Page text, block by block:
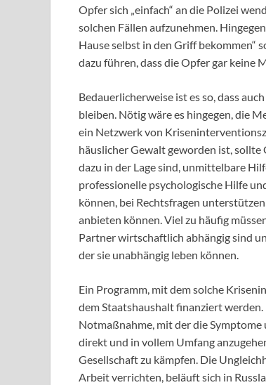
Opfer sich „einfach“ an die Polizei
solchen Fällen aufzunehmen.
Hause selbst in den Griff bekommen“
dazu führen, dass die Opfer gar keine
Bedauerlicherweise ist es so, dass
bleiben. Nötig wäre es hingegen, die
ein Netzwerk von
häuslicher Gewalt geworden ist, sollte
dazu in der Lage sind, unmittelbare
professionelle psychologische Hilfe
können, bei Rechtsfragen
anbieten können. Viel zu häufig
Partner wirtschaftlich abhängig sind
der sie unabhängig leben können.
Ein Programm, mit dem solche
dem Staatshaushalt finanziert werden.
Notmaßnahme, mit der die
direkt und in vollem Umfang
Gesellschaft zu kämpfen. Die
Arbeit verrichten, beläuft sich in